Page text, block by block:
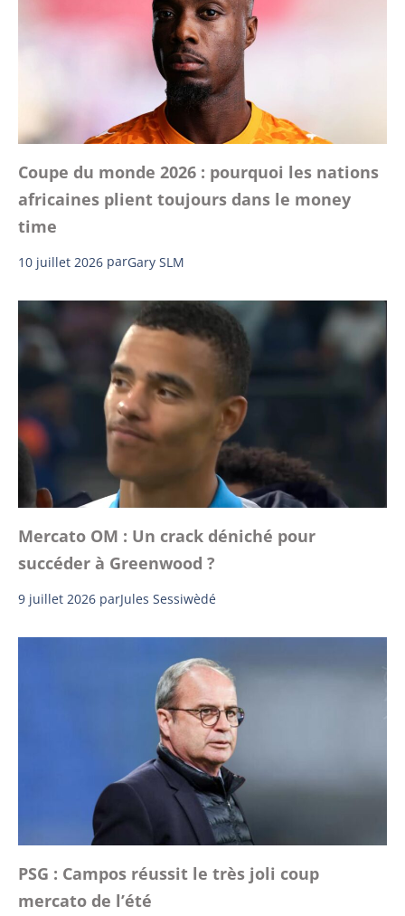
Coupe du monde 2026 : pourquoi les nations
africaines plient toujours dans le money
time
10 juillet 2026 parGary SLM
Mercato OM : Un crack déniché pour
succéder à Greenwood ?
9 juillet 2026 parJules Sessiwèdé
PSG : Campos réussit le très joli coup
mercato de l’été